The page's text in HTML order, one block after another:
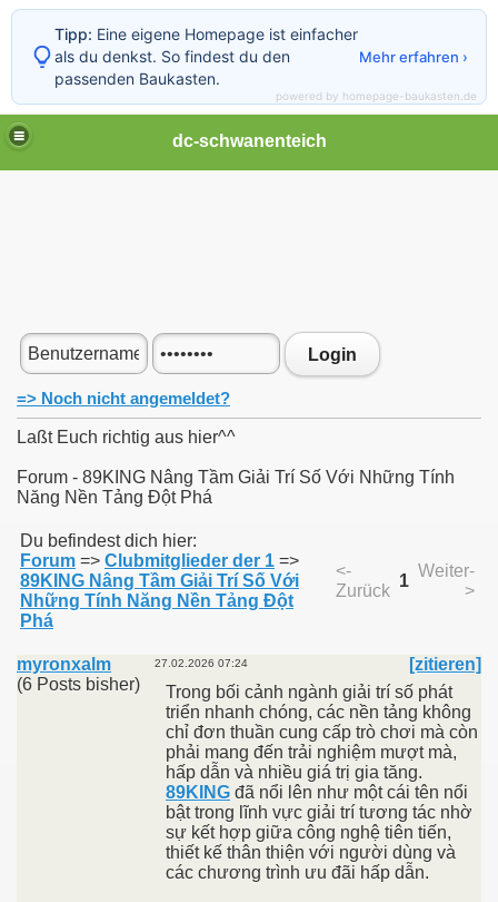
dc-schwanenteich
Login
=> Noch nicht angemeldet?
Laßt Euch richtig aus hier^^
Forum - 89KING Nâng Tầm Giải Trí Số Với Những Tính
Năng Nền Tảng Đột Phá
Du befindest dich hier:
Forum => Clubmitglieder der 1 =>
89KING Nâng Tầm Giải Trí Số Với
Những Tính Năng Nền Tảng Đột
Phá
<-
Zurück
1
Weiter-
>
myronxalm
(6 Posts bisher)
27.02.2026 07:24
[zitieren]
Trong bối cảnh ngành giải trí số phát
triển nhanh chóng, các nền tảng không
chỉ đơn thuần cung cấp trò chơi mà còn
phải mang đến trải nghiệm mượt mà,
hấp dẫn và nhiều giá trị gia tăng.
89KING đã nổi lên như một cái tên nổi
bật trong lĩnh vực giải trí tương tác nhờ
sự kết hợp giữa công nghệ tiên tiến,
thiết kế thân thiện với người dùng và
các chương trình ưu đãi hấp dẫn.
Tipp: Eine eigene Homepage ist einfacher
als du denkst. So findest du den
passenden Baukasten.
Mehr erfahren ›
powered by homepage-baukasten.de